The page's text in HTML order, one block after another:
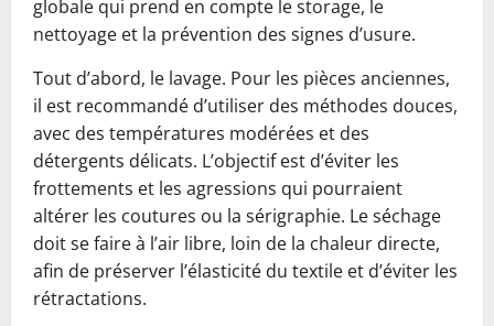
globale qui prend en compte le storage, le
nettoyage et la prévention des signes d’usure.
Tout d’abord, le lavage. Pour les pièces anciennes,
il est recommandé d’utiliser des méthodes douces,
avec des températures modérées et des
détergents délicats. L’objectif est d’éviter les
frottements et les agressions qui pourraient
altérer les coutures ou la sérigraphie. Le séchage
doit se faire à l’air libre, loin de la chaleur directe,
afin de préserver l’élasticité du textile et d’éviter les
rétractations.